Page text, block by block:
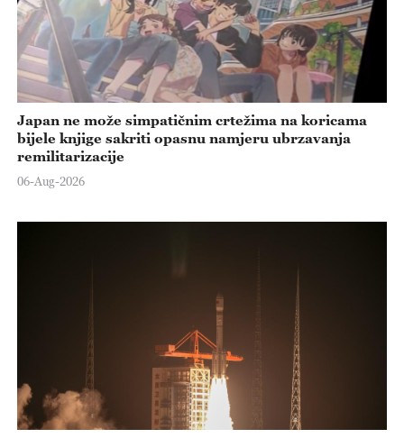
Japan ne može simpatičnim crtežima na koricama
bijele knjige sakriti opasnu namjeru ubrzavanja
remilitarizacije
06-Aug-2026